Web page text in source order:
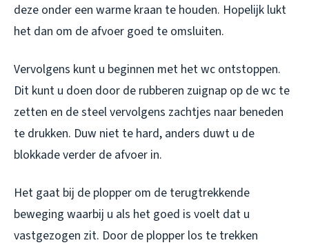
deze onder een warme kraan te houden. Hopelijk lukt
het dan om de afvoer goed te omsluiten.
Vervolgens kunt u beginnen met het wc ontstoppen.
Dit kunt u doen door de rubberen zuignap op de wc te
zetten en de steel vervolgens zachtjes naar beneden
te drukken. Duw niet te hard, anders duwt u de
blokkade verder de afvoer in.
Het gaat bij de plopper om de terugtrekkende
beweging waarbij u als het goed is voelt dat u
vastgezogen zit. Door de plopper los te trekken